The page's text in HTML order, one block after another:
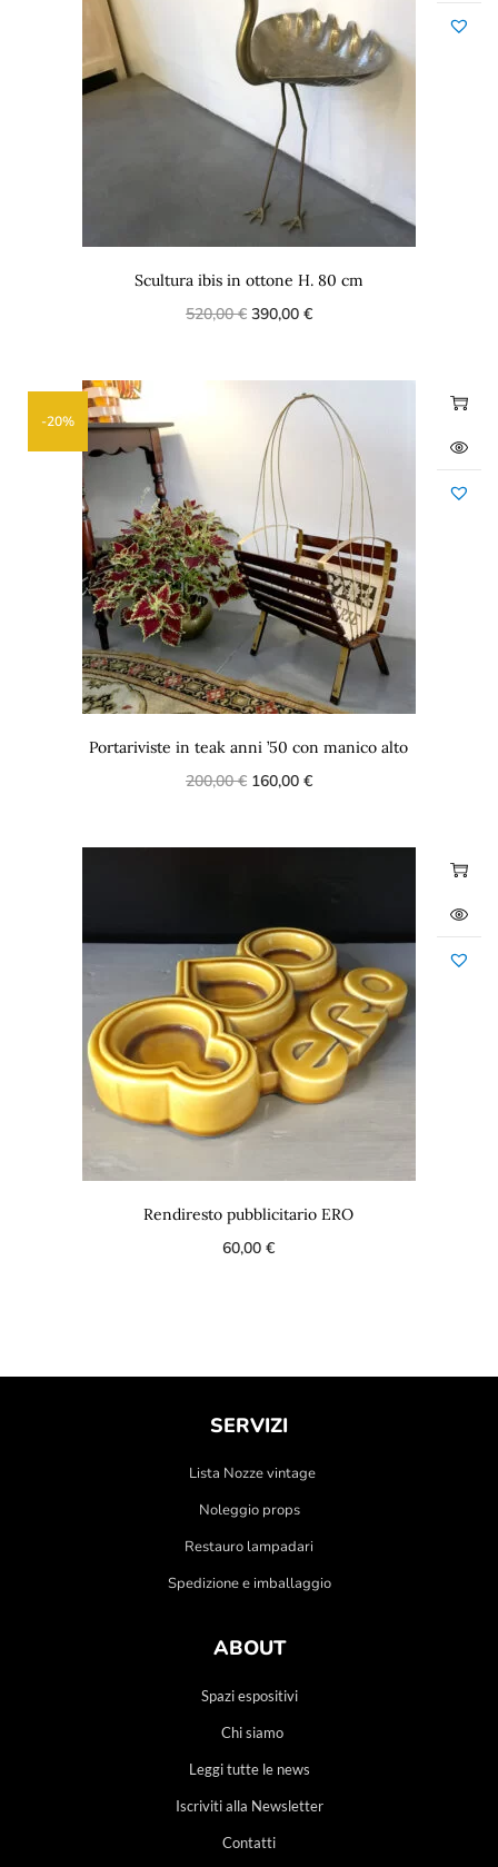
Scultura ibis in ottone H. 80 cm
520,00€ 390,00 €
-20%
Portariviste in teak anni ’50 con manico alto
200,00€ 160,00 €
Rendiresto pubblicitario ERO
60,00€
SERVIZI
Lista Nozze vintage
Noleggio props
Restauro lampadari
Spedizione e imballaggio
ABOUT
Spazi espositivi
Chi siamo
Leggi tutte le news
Iscriviti alla Newsletter
Contatti